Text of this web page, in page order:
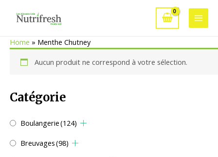
Main
Catégorie
Boulangerie(124)
Breuvages(98)
Home » Menthe Chutney
Aucun produit ne correspond à votre sélection.